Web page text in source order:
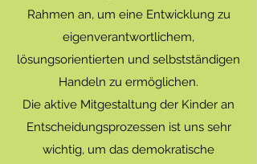
Rahmen an, um eine Entwicklung zu
eigenverantwortlichem,
lösungsorientierten und selbstständigen
Handeln zu ermöglichen.
Die aktive Mitgestaltung der Kinder an
Entscheidungsprozessen ist uns sehr
wichtig, um das demokratische